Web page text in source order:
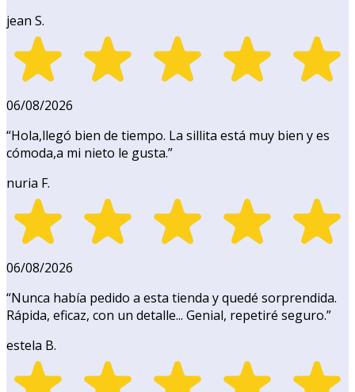
jean S.
06/08/2026
“Hola,llegó bien de tiempo. La sillita está muy bien y es
cómoda,a mi nieto le gusta.”
nuria F.
06/08/2026
“Nunca había pedido a esta tienda y quedé sorprendida.
Rápida, eficaz, con un detalle... Genial, repetiré seguro.”
estela B.